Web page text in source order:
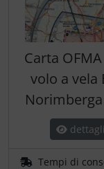
Carta
volo a vela
dettagli
Tempi di